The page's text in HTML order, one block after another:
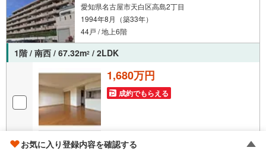
愛知県名古屋市天白区高島2丁目
1994年8月（築33年）
44戸 / 地上6階
1階 / 南西 / 67.32m2 / 2LDK
1,680万円
成約でもらえる
お気に入り登録内容を確認する